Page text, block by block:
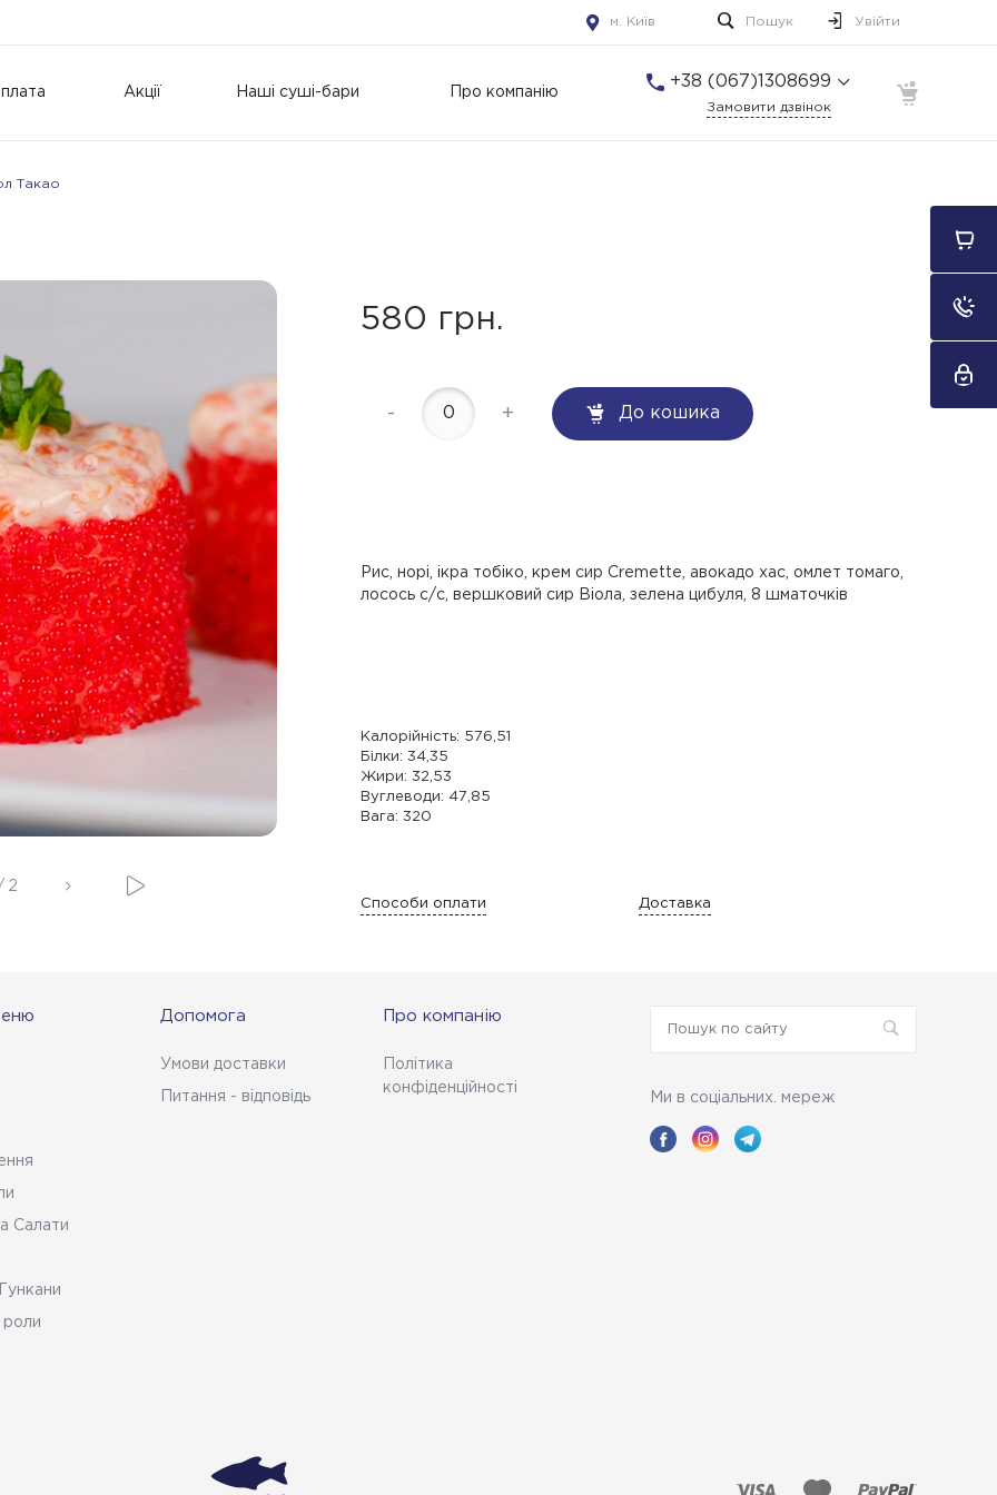
м. Київ Пошук Увійти
Акції Наші суші-бари Про компанію
+38 (067)1308699
Замовити дзвінок
Такао
2
580 грн.
- + До кошика
Рис, норі, ікра тобіко, крем сир Cremette, авокадо хас, омлет томаго,
лосось с/с, вершковий сир Віола, зелена цибуля, 8 шматочків
Калорійність: 576,51
Білки: 34,35
Жири: 32,53
Вуглеводи: 47,85
Вага: 320
Способи оплати Доставка
Салати
роли
Допомога
Умови доставки
Питання - відповідь
Про компанію
Політика
конфіденційності
Ми в соціальних. мереж